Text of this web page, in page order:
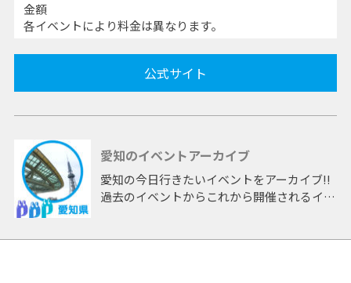
金額
各イベントにより料金は異なります。
公式サイト
愛知のイベントアーカイブ
愛知の今日行きたいイベントをアーカイブ!!
過去のイベントからこれから開催されるイベ